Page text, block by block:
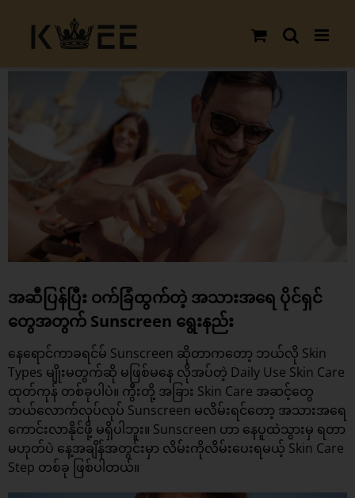
content
အဆီပြန်ပြီး ဝက်ခြံထွက်တဲ့ အသားအရေ ပိုင်ရှင်
တွေအတွက် Sunscreen ရွေးနည်း
နေရောင်ကာခရင်မ် Sunscreen ဆိုတာကတော့ ဘယ်လို Skin
Types မျိုးမတွက်ဆို မဖြစ်မနေ လိုအပ်တဲ့ Daily Use Skin Care
ထုတ်ကုန် တစ်ခုပါပဲ။ ကွီးတို့ အခြား Skin Care အဆင့်တွေ
ဘယ်လောက်လုပ်လုပ် Sunscreen မလိမ်းရင်တော့ အသားအရေ
ကောင်းလာနိုင်ဖို့ မရှိပါဘူး။ Sunscreen ဟာ နေပူထဲသွားမှ ရတာ
မဟုတ်ပဲ နေ့အချိန်အတွင်းမှာ လိမ်းကိုလိမ်းပေးရမယ့် Skin Care
Step တစ်ခု ဖြစ်ပါတယ်။